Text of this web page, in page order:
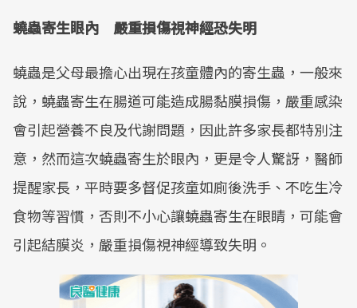
蟯蟲寄生眼內 嚴重損傷視神經恐失明
蟯蟲是父母最擔心出現在孩童體內的寄生蟲，一般來
說，蟯蟲寄生在腸道可能造成腸黏膜損傷，嚴重感染
會引起營養不良及代謝問題，因此許多家長都特別注
意，然而這次蟯蟲寄生於眼內，更是令人驚訝，醫師
提醒家長，平時要多督促孩童如廁後洗手、不吃生冷
食物等習慣，否則不小心讓蟯蟲寄生在眼睛，可能會
引起結膜炎，嚴重損傷視神經導致失明。